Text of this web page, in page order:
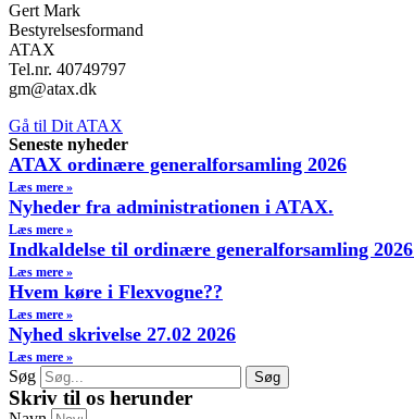
Gert Mark
Bestyrelsesformand
ATAX
Tel.nr. 40749797
gm@atax.dk
Gå til Dit ATAX
Seneste nyheder
ATAX ordinære generalforsamling 2026
Læs mere »
Nyheder fra administrationen i ATAX.
Læs mere »
Indkaldelse til ordinære generalforsamling 2026
Læs mere »
Hvem køre i Flexvogne??
Læs mere »
Nyhed skrivelse 27.02 2026
Læs mere »
Søg Søg
Skriv til os herunder